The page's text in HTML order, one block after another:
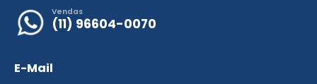
Vendas
(11) 96604-0070
E-Mail